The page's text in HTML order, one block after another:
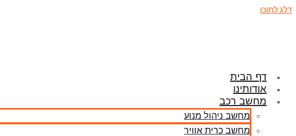
דלג לתוכן
דף הבית
אודותינו
מחשב רכב
מחשב ניהול מנוע
מחשב כרית אוויר